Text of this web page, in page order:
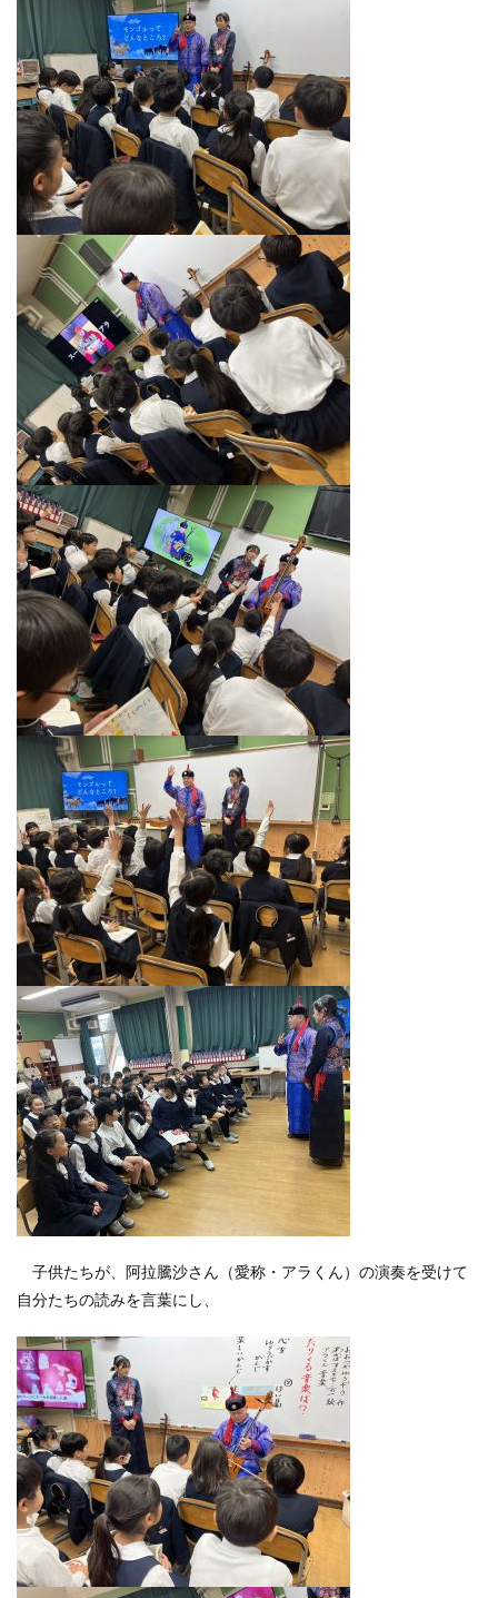
子供たちが、阿拉騰沙さん（愛称・アラくん）の演奏を受けて
自分たちの読みを言葉にし、